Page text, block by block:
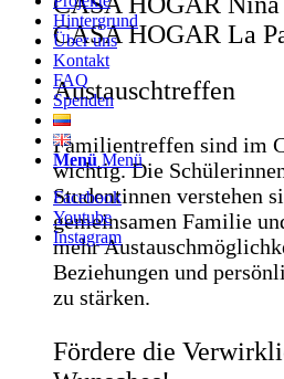
Hintergrund
Über uns
Kontakt
FAQ
Spenden
Menü Menü
Facebook
Youtube
Instagram
CASA HOGAR La
Austauschtreffen
Familientreffen sind im
wichtig. Die
Studentinnen verstehen
gemeinsamen Familie
mehr
Beziehungen und
zu stärken.
Fördere die